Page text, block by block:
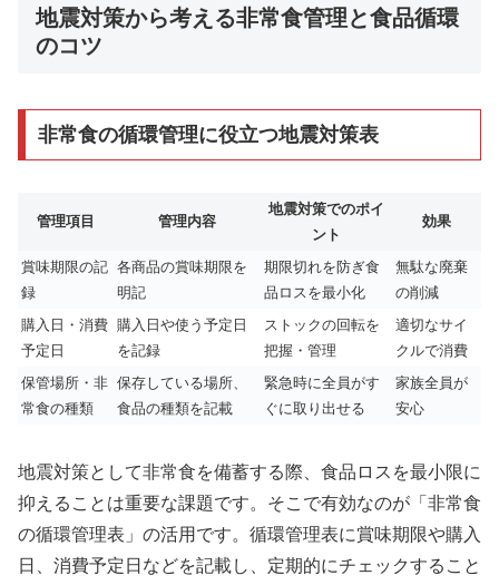
地震対策から考える非常食管理と食品循環
のコツ
非常食の循環管理に役立つ地震対策表
管理項目 管理内容
地震対策でのポイ
ント
効果
賞味期限の記
録
各商品の賞味期限を
明記
期限切れを防ぎ食
品ロスを最小化
無駄な廃棄
の削減
購入日・消費
予定日
購入日や使う予定日
を記録
ストックの回転を
把握・管理
適切なサイ
クルで消費
保管場所・非
常食の種類
保存している場所、
食品の種類を記載
緊急時に全員がす
ぐに取り出せる
家族全員が
安心
地震対策として非常食を備蓄する際、食品ロスを最小限に
抑えることは重要な課題です。そこで有効なのが「非常食
の循環管理表」の活用です。循環管理表に賞味期限や購入
日、消費予定日などを記載し、定期的にチェックすること